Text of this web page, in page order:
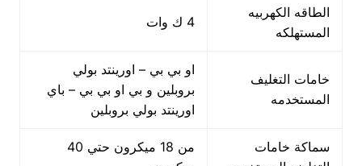
الطاقه الكهربيه
المستهلكه
4 ك وات
خامات التغليف
المستخدمه
او بي بي – اورينتد بولي
بروبلين و بي او بي بي – باي
اورينتد بولي بروبلين
سماكة خامات
من 18 ميكرون حتي 40